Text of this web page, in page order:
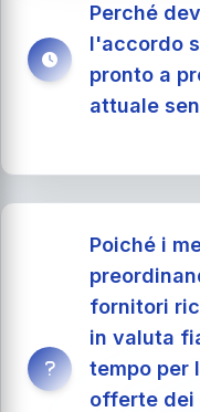
Visita questa
Perché
l'accordo
pronto a
attuale
Poiché i
fornitori
in valuta
tempo per
offerte dei